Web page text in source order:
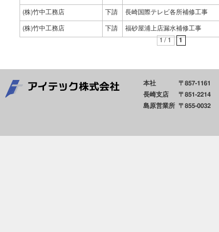
(株)竹中工務店 下請 長崎国際テレビ各所補修工事
(株)竹中工務店 下請
福砂屋浦上店漏水補修工事
1 / 1
1
本社
〒857-1161
長崎支店
〒851-2214
島原営業所 〒855-0032